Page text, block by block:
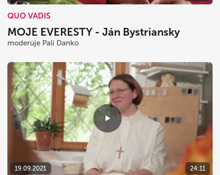
QUO VADIS
MOJE EVERESTY - Ján Bystriansky
moderuje Pali Danko
19.09.2021 24:11